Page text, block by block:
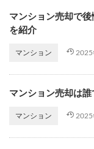
マンション売却で
を紹介
マンション 2025
マンション売却は
マンション 2025